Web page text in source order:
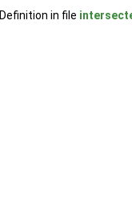
Definition in file